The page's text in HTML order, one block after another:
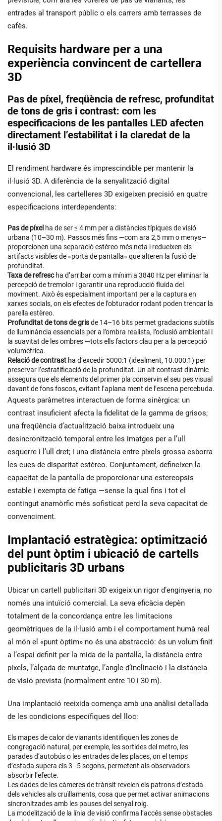
entrades al transport públic o els carrers amb terrasses de
cafès.
Requisits hardware per a una
experiència convincent de cartellera
3D
Pas de píxel, freqüència de refresc, profunditat
de tons de gris i contrast: com les
especificacions de les pantalles LED afecten
directament l’estabilitat i la claredat de la
il·lusió 3D
El rendiment hardware és imprescindible per mantenir la
il·lusió 3D. A diferència de la senyalització digital
convencional, les cartelleres 3D exigeixen precisió en quatre
especificacions interdependents:
Pas de píxel ha de ser ≤ 4 mm per a distàncies típiques de visió
urbana (10–30 m). Passos més fins —com ara 2,5 mm o menys—
proporcionen una separació estèreo més neta i redueixen els
artifacts visibles de «porta de pantalla» que alteren la fusió de
profunditat.
Taxa de refresc ha d’arribar com a mínim a 3840 Hz per eliminar la
percepció de tremolor i garantir una reproducció fluida del
moviment. Això és especialment important per a la captura en
xarxes socials, on els efectes de l’obturador rodant poden trencar la
parella estèreo.
Profunditat de tons de grisde 14–16 bits permet gradacions subtils
de lluminància essencials per a l’ombra realista, l’oclusió ambiental i
la suavitat de les ombres —tots ells factors clau per a la percepció
volumètrica.
Relació de contrast ha d’excedir 5000:1 (idealment, 10.000:1) per
preservar l’estratificació de la profunditat. Un alt contrast dinàmic
assegura que els elements del primer pla conservin el seu pes visual
davant de fons foscos, evitant l’aplana ment de l’escena percebuda.
Aquests paràmetres interactuen de forma sinèrgica: un
contrast insuficient afecta la fidelitat de la gamma de grisos;
una freqüència d’actualització baixa introdueix una
desincronització temporal entre les imatges per a l’ull
esquerre i l’ull dret; i una distància entre píxels grossa esborra
les cues de disparitat estèreo. Conjuntament, defineixen la
capacitat de la pantalla de proporcionar una estereopsis
estable i exempta de fatiga —sense la qual fins i tot el
contingut anamòrfic més sofisticat perd la seva capacitat de
convenciment.
Implantació estratègica: optimització
del punt òptim i ubicació de cartells
publicitaris 3D urbans
Ubicar un cartell publicitari 3D exigeix un rigor d’enginyeria, no
només una intuïció comercial. La seva eficàcia depèn
totalment de la concordança entre les limitacions
geomètriques de la il·lusió amb i el comportament humà real
al món el «punt òptim» no és una abstracció: és un volum finit
a l’espai definit per la mida de la pantalla, la distància entre
píxels, l’alçada de muntatge, l’angle d’inclinació i la distància
de visió prevista (normalment entre 10 i 30 m).
Una implantació reeixida comença amb una anàlisi detallada
de les condicions específiques del lloc:
Els mapes de calor de vianants identifiquen les zones de
congregació natural, per exemple, les sortides del metro, les
parades d’autobús o les entrades de les places, on el temps
d’estada supera els 3–5 segons, permetent als observadors
absorbir l’efecte.
Les dades de les càmeres de trànsit revelen els patrons d’estada
dels vehicles als cruïllaments, cosa que permet activar animacions
sincronitzades amb les pauses del senyal roig.
La modelització de la línia de visió confirma l’accés sense obstacles